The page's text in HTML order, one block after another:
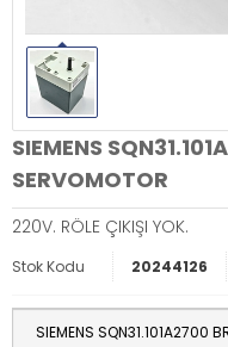
SIEMENS
SERVOMOTOR
220V. RÖLE ÇIKIŞI YOK.
Stok Kodu 20244126